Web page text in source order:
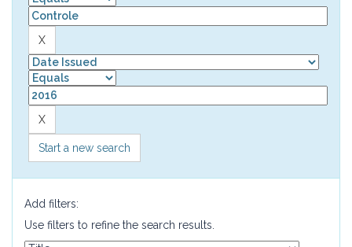
Start a new search
Add filters:
Use filters to refine the search results.